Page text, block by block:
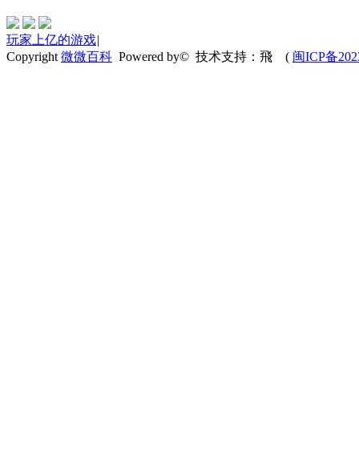
玩家上亿的游戏|
Copyright 微微百科 Powered by© 技术支持：飛 ( 闽ICP备